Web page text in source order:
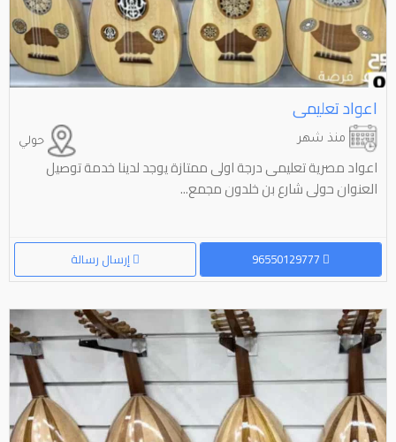
اعواد تعليمى
حولي منذ شهر
اعواد مصرية تعليمى درجة اولى ممتازة يوجد لدينا خدمة توصيل
العنوان حولى شارع بن خلدون مجمع...
إرسال رسالة